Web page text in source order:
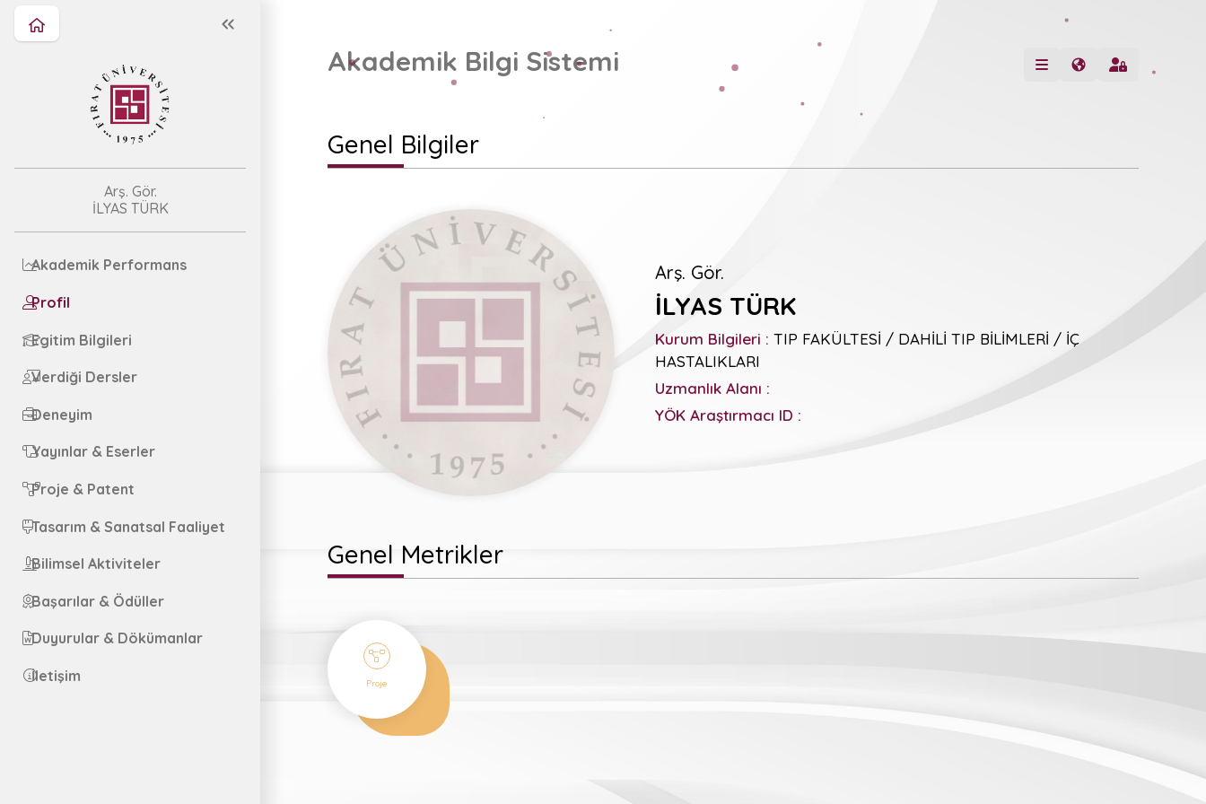
Arş. Gör.
İLYAS TÜRK
Akademik Performans
Profil
Egitim Bilgileri
Verdiği Dersler
Deneyim
Yayınlar & Eserler
Proje & Patent
Tasarım & Sanatsal Faaliyet
Bilimsel Aktiviteler
Başarılar & Ödüller
Duyurular & Dökümanlar
İletişim
Akademik Bilgi Sistemi
Genel Bilgiler
Arş. Gör.
İLYAS TÜRK
Kurum Bilgileri : TIP FAKÜLTESİ / DAHİLİ TIP BİLİMLERİ / İÇ
HASTALIKLARI
Uzmanlık Alanı :
YÖK Araştırmacı ID :
Genel Metrikler
2
Proje